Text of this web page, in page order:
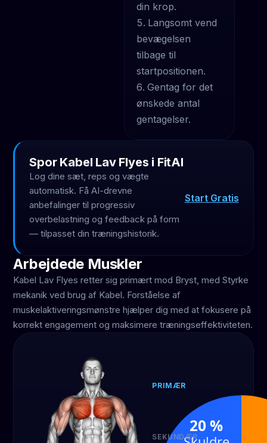
din krop.
Langsomt vend
bevægelsen
tilbage til
startpositionen.
Gentag for det
ønskede antal
gentagelser.
Spor Kabel Lav Flyes i FitAI
Log dine sæt, reps og vægte
automatisk. Få AI-drevne
anbefalinger til progressiv
overbelastning og feedback på form
— tilpasset din træningshistorik.
Start Gratis
Arbejdede Muskler
Kabel Lav Flyes retter sig primært mod Bryst, med Styrke
mekanik ved brug af Kabel. Forståelse af
muskelaktiveringsmønstre hjælper dig med at fokusere på
korrekt engagement og maksimere træningseffektiviteten.
PRIMÆR
Bryst
60 %
SEKUNDÆR
20 %